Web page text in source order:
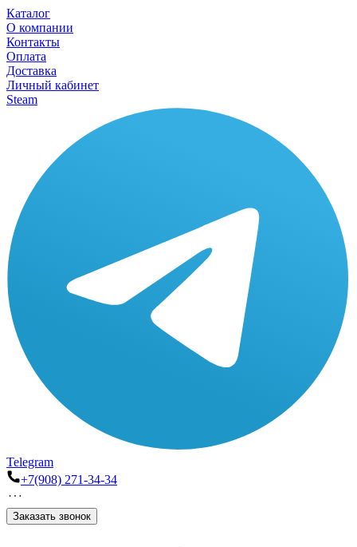
Каталог
О компании
Контакты
Оплата
Доставка
Личный кабинет
Steam
Telegram
+7(908) 271-34-34
Заказать звонок